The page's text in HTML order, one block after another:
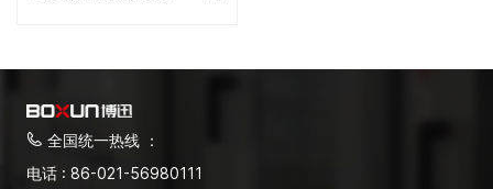
全国统一热线 ：
电话 : 86-021-56980111